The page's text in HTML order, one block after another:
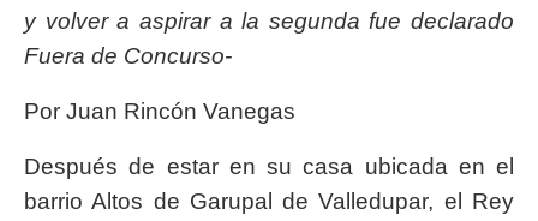
y volver a aspirar a la segunda fue declarado
Fuera de Concurso-
Por Juan Rincón Vanegas
Después de estar en su casa ubicada en el
barrio Altos de Garupal de Valledupar, el Rey